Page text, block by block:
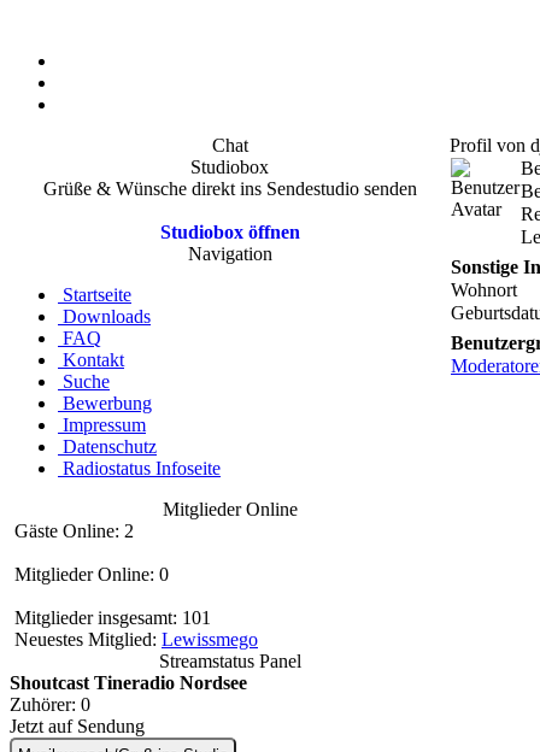
Chat
Studiobox
Grüße & Wünsche direkt ins Sendestudio senden
Studiobox öffnen
Navigation
Startseite
Downloads
FAQ
Kontakt
Suche
Bewerbung
Impressum
Datenschutz
Radiostatus Infoseite
Mitglieder Online
Gäste Online: 2
Mitglieder Online: 0
Mitglieder insgesamt: 101
Neuestes Mitglied: Lewissmego
Streamstatus Panel
Shoutcast Tineradio Nordsee
Zuhörer: 0
Jetzt auf Sendung
Profil von
Sonstige
Wohnort